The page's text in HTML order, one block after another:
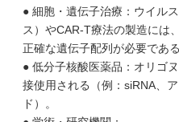
● 細胞・遺伝子治療：ウイル
ス）やCAR-T療法の製造には
正確な遺伝子配列が必要である
● 低分子核酸医薬品：オリゴ
接使用される（例：siRNA、
ド）。